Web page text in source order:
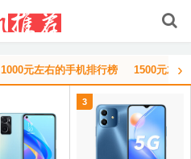
1000元左右的手机排行榜 1500元左›
3